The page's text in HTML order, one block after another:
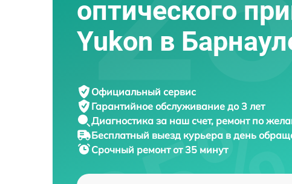
оптического
Yukon в
Официальный сервис
Гарантийное обслуживание до 3 лет
Диагностика за наш счет, ремонт по
Бесплатный выезд курьера в день
Срочный ремонтот 35 минут